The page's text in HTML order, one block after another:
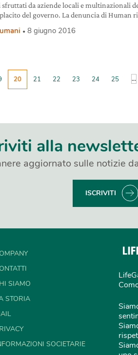
da aziende locali e multinazionali
del governo. La denuncia di Human
8 giugno 2016
20 21 22 23 24 25 ...
alla
aggiornato sulle notizie
ISCRIVITI
SIAMO
STORIA
SOCIETARIE